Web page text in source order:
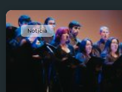
Noticia